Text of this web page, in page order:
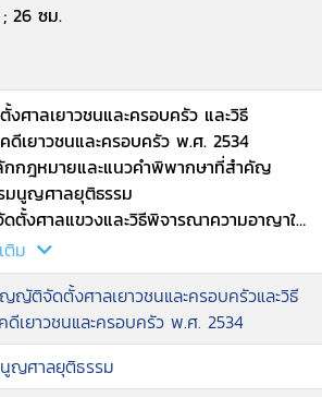
26 ซม.
งศาลเยาวชนและครอบครัว และวิธี
เยาวชนและครอบครัว พ.ศ. 2534
กฎหมายและแนวคำพิพากษาที่สำคัญ
มนูญศาลยุติธรรม
ตั้งศาลแขวงและวิธีพิจารณาความอาญาใน
พ.ศ. 2499.
ติม
ญัติจัดตั้งศาลเยาวชนและครอบครัวและวิธี
เยาวชนและครอบครัว พ.ศ. 2534
ญศาลยุติธรรม